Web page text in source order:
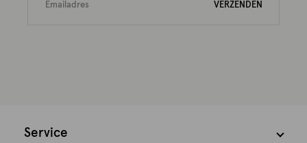
VERZENDEN
Service